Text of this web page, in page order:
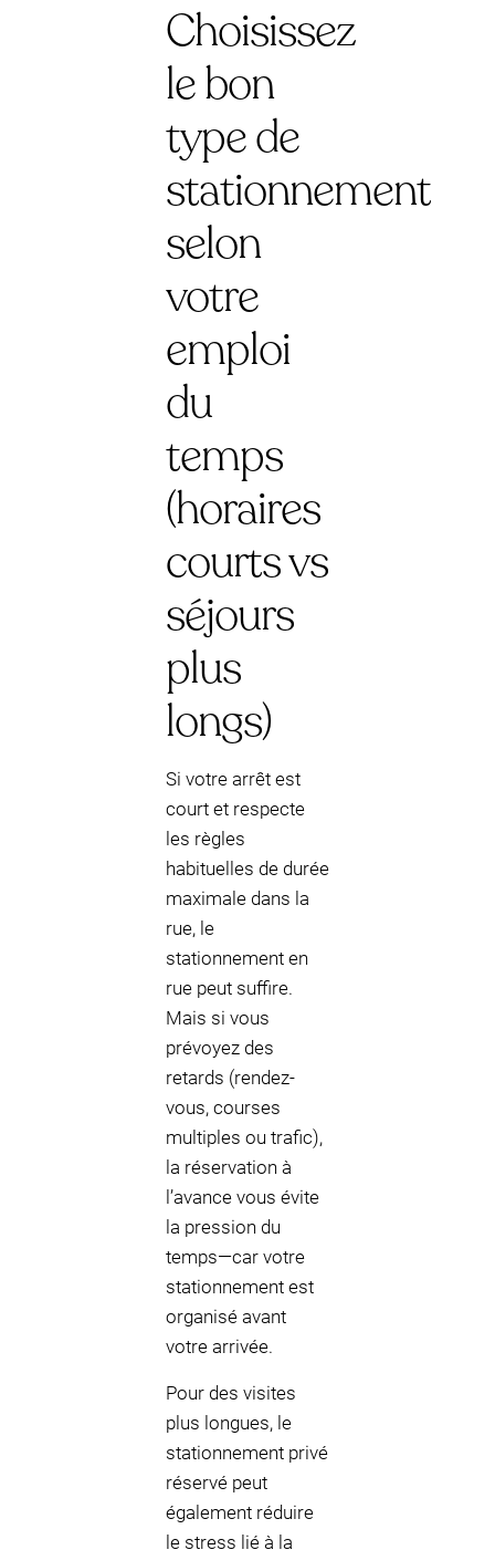
Choisissez
le bon
type de
stationnement
selon
votre
emploi
du
temps
(horaires
courts vs
séjours
plus
longs)
Si votre arrêt est
court et respecte
les règles
habituelles de durée
maximale dans la
rue, le
stationnement en
rue peut suffire.
Mais si vous
prévoyez des
retards (rendez-
vous, courses
multiples ou trafic),
la réservation à
l’avance vous évite
la pression du
temps—car votre
stationnement est
organisé avant
votre arrivée.
Pour des visites
plus longues, le
stationnement privé
réservé peut
également réduire
le stress lié à la